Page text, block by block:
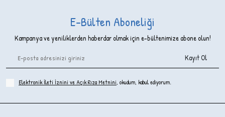
E-Bülten Aboneliği
Kampanya ve yeniliklerden haberdar olmak için e-bültenimize abone olun!
Kayıt Ol
Elektronik İleti İzni‌ni ve Açık Rıza Metni‌ni, okudum, kabul ediyorum.